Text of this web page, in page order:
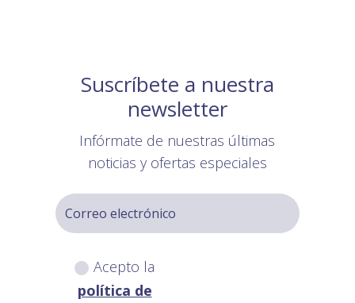
Suscríbete a nuestra
newsletter
Infórmate de nuestras últimas
noticias y ofertas especiales
Acepto la
política de